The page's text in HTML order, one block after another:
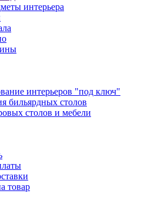
интерьера
интерьеров "под ключ"
бильярдных столов
столов и мебели
товар